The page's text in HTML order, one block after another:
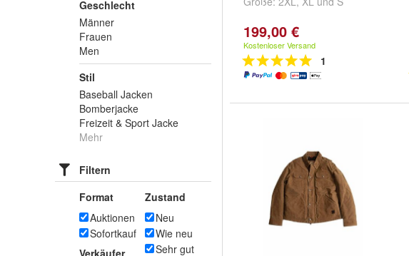
Geschlecht
Männer
Frauen
Men
Stil
Baseball Jacken
Bomberjacke
Freizeit & Sport Jacke
Mehr
Filtern
Format
Auktionen
Sofortkauf
Verkäufer
Zustand
Neu
Wie neu
Sehr gut
199,00 €
Kostenloser Versand
1